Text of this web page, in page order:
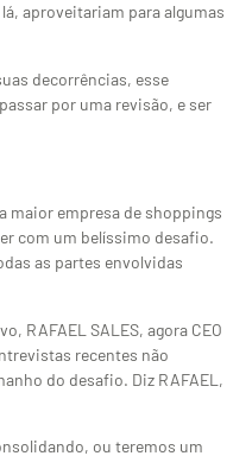
aproveitariam para algumas
decorrências, esse
por uma revisão, e ser
maior empresa de shoppings
com um belíssimo desafio.
as partes envolvidas
RAFAEL SALES, agora CEO
recentes não
do desafio. Diz RAFAEL,
ou teremos um